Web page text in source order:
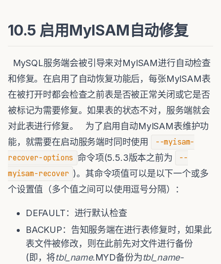
10.5 启用MyISAM自动修复
MySQL服务端会被引导来对MyISAM进行自动检查
和修复。在启用了自动恢复功能后，每张MyISAM表
在被打开时都会检查之前表是否被正常关闭或它是否
被标记为需要修复。如果表的状态不对，服务端就会
对此表进行修复。 为了启用自动MyISAM表维护功
能，就需要在启动服务端时同时使用
--myisam-
recover-options 命令项(5.5.3版本之前为
--
myisam-recover )。其命令项值可以是以下一个或多
个设置值（多个值之间可以使用逗号分隔）：
DEFAULT：进行默认检查
BACKUP：告知服务端在进行表修复时，如果此
表文件被修改，则在此前先对文件进行备份
(即，将tbl_name.MYD备份为tbl_name-